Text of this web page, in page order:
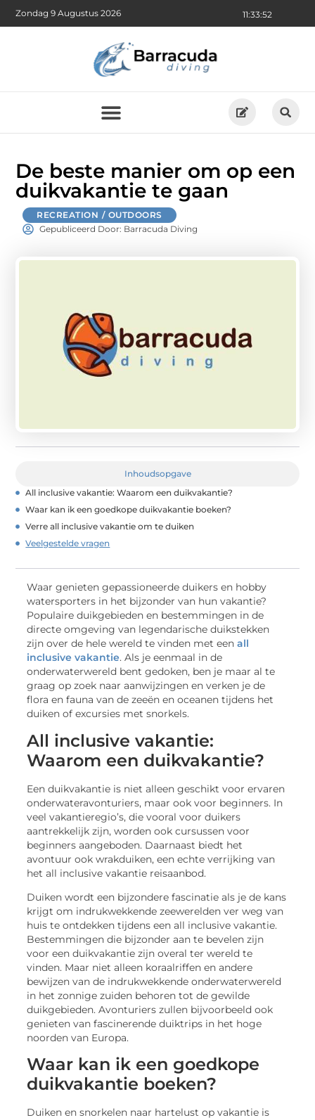
11:33:53
Zondag 9 Augustus 2026
De beste manier om op een
duikvakantie te gaan
RECREATION / OUTDOORS
Gepubliceerd Door: Barracuda Diving
Inhoudsopgave
All inclusive vakantie: Waarom een duikvakantie?
Waar kan ik een goedkope duikvakantie boeken?
Verre all inclusive vakantie om te duiken
Veelgestelde vragen
Waar genieten gepassioneerde duikers en hobby
watersporters in het bijzonder van hun vakantie?
Populaire duikgebieden en bestemmingen in de
directe omgeving van legendarische duikstekken
zijn over de hele wereld te vinden met eenall
inclusive vakantie. Als je eenmaal in de
onderwaterwereld bent gedoken, ben je maar al te
graag op zoek naar aanwijzingen en verken je de
flora en fauna van de zeeën en oceanen tijdens het
duiken of excursies met snorkels.
All inclusive vakantie:
Waarom een duikvakantie?
Een duikvakantie is niet alleen geschikt voor ervaren
onderwateravonturiers, maar ook voor beginners. In
veel vakantieregio’s, die vooral voor duikers
aantrekkelijk zijn, worden ook cursussen voor
beginners aangeboden. Daarnaast biedt het
avontuur ook wrakduiken, een echte verrijking van
het all inclusive vakantie reisaanbod.
Duiken wordt een bijzondere fascinatie als je de kans
krijgt om indrukwekkende zeewerelden ver weg van
huis te ontdekken tijdens een all inclusive vakantie.
Bestemmingen die bijzonder aan te bevelen zijn
voor een duikvakantie zijn overal ter wereld te
vinden. Maar niet alleen koraalriffen en andere
bewijzen van de indrukwekkende onderwaterwereld
in het zonnige zuiden behoren tot de gewilde
duikgebieden. Avonturiers zullen bijvoorbeeld ook
genieten van fascinerende duiktrips in het hoge
noorden van Europa.
Waar kan ik een goedkope
duikvakantie boeken?
Duiken en snorkelen naar hartelust op vakantie is